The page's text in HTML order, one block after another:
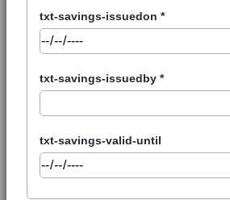
txt-savings-issuedon *
txt-savings-issuedby *
txt-savings-valid-until